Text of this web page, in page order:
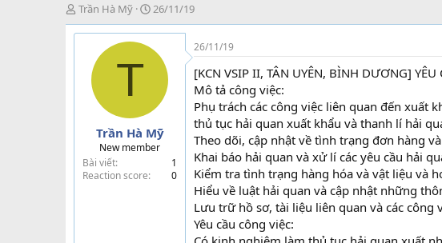
T
h
r
Trần Hà Mỹ
N
g
à
y
26/11/19
T
Trần Hà Mỹ
New member
Bài viết
1
Reaction score
0
26/11/19
[KCN VSIP II, TÂN UYÊN, BÌNH DƯƠNG] YÊU
Mô tả công việc:
Phụ trách các công việc liên quan đến xuất
thủ tục hải quan xuất khẩu và thanh lí hải
Theo dõi, cập nhật về tình trạng đơn hàng
Khai báo hải quan và xử lí các yêu cầu hải
Kiểm tra tình trạng hàng hóa và vật liệu và
Hiểu về luật hải quan và cập nhật những
Lưu trữ hồ sơ, tài liệu liên quan và các công
Yêu cầu công việc: